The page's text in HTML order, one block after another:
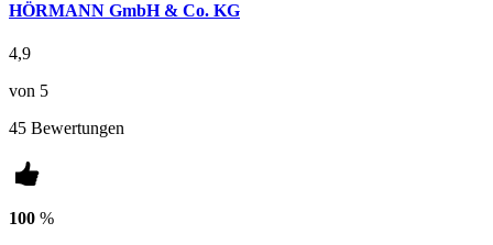
HÖRMANN GmbH & Co. KG
4,9
von 5
45 Bewertungen
100 %